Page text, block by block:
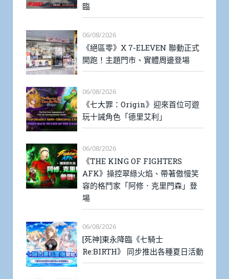
臨
06/08/2026
《絕區零》X 7-ELEVEN 聯動正式
開跑！主題門市、實體周邊登場
06/08/2026
《七大罪：Origin》迎來首位可遊
玩十誡角色「德里艾利」
06/08/2026
《THE KING OF FIGHTERS
AFK》操控翠綠火焰、帶著傲慢笑
容的格鬥家「阿修．克里門森」登
場
06/08/2026
[死神]東永降臨《七騎士
Re:BIRTH》 同步推出各種夏日活動